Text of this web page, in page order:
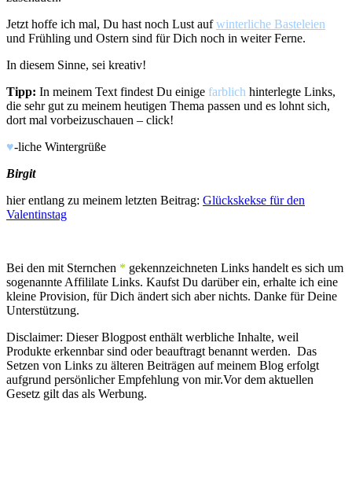
Jetzt hoffe ich mal, Du hast noch Lust aufwinterliche Basteleien
und Frühling und Ostern sind für Dich noch in weiter Ferne.
In diesem Sinne, sei kreativ!
Tipp: In meinem Text findest Du einige farblich hinterlegte Links,
die sehr gut zu meinem heutigen Thema passen und es lohnt sich,
dort mal vorbeizuschauen – click!
♥-liche Wintergrüße
Birgit
hier entlang zu meinem letzten Beitrag: Glückskekse für den
Valentinstag
Bei den mit Sternchen * gekennzeichneten Links handelt es sich um
sogenannte Affililate Links. Kaufst Du darüber ein, erhalte ich eine
kleine Provision, für Dich ändert sich aber nichts. Danke für Deine
Unterstützung.
Disclaimer: Dieser Blogpost enthält werbliche Inhalte, weil
Produkte erkennbar sind oder beauftragt benannt werden. Das
Setzen von Links zu älteren Beiträgen auf meinem Blog erfolgt
aufgrund persönlicher Empfehlung von mir.Vor dem aktuellen
Gesetz gilt das als Werbung.